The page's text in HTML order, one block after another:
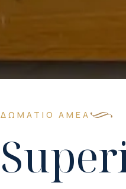
ΔΩΜΆΤΙΟ ΑΜΕΑ